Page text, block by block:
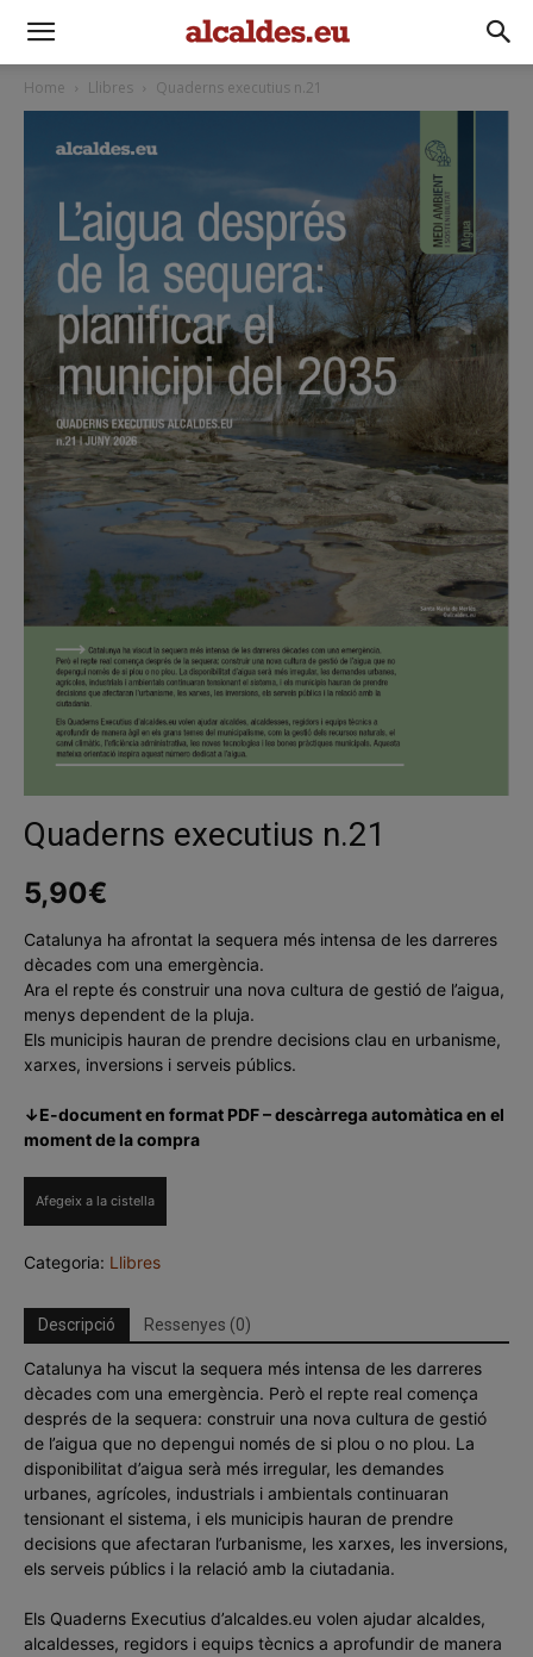
Home Llibres Quaderns executius n.21
Quaderns executius n.21
5,90€
Catalunya ha afrontat la sequera més intensa de les darreres
dècades com una emergència.
Ara el repte és construir una nova cultura de gestió de l’aigua,
menys dependent de la pluja.
Els municipis hauran de prendre decisions clau en urbanisme,
xarxes, inversions i serveis públics.
↓E-document en format PDF – descàrrega automàtica en el
moment de la compra
executius
Afegeix a la cistella
Categoria: Llibres
Descripció Ressenyes (0)
Catalunya ha viscut la sequera més intensa de les darreres
dècades com una emergència. Però el repte real comença
després de la sequera: construir una nova cultura de gestió
de l’aigua que no depengui només de si plou o no plou. La
disponibilitat d’aigua serà més irregular, les demandes
urbanes, agrícoles, industrials i ambientals continuaran
tensionant el sistema, i els municipis hauran de prendre
decisions que afectaran l’urbanisme, les xarxes, les inversions,
els serveis públics i la relació amb la ciutadania.
Els Quaderns Executius d’alcaldes.eu volen ajudar alcaldes,
alcaldesses, regidors i equips tècnics a aprofundir de manera